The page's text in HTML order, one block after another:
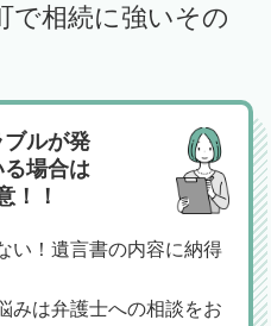
で相続に強いその
ルが発
場合は
！！
い！遺言書の内容に納得
みは弁護士への相談をお